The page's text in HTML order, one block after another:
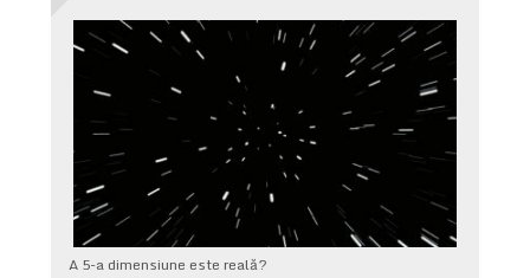
A 5-a dimensiune este reală?